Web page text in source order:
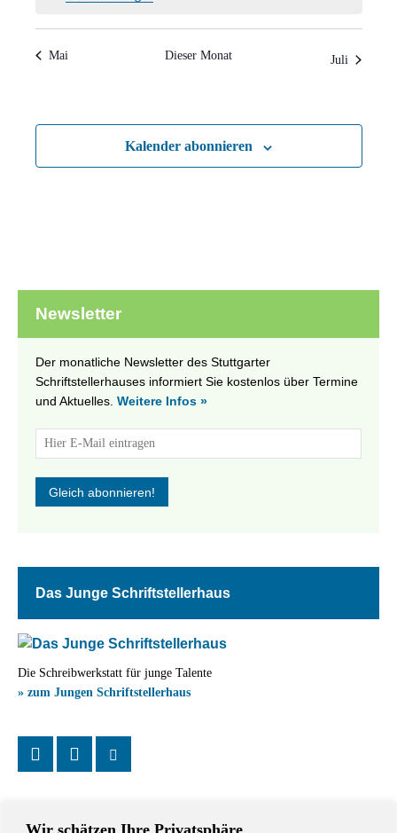
Wir schätzen Ihre Privatsphäre
Mai Dieser Monat Juli
Kalender abonnieren
Newsletter
Der monatliche Newsletter des Stuttgarter
Schriftstellerhauses informiert Sie kostenlos über Termine
und Aktuelles. Weitere Infos »
Das Junge Schriftstellerhaus
Die Schreibwerkstatt für junge Talente
» zum Jungen Schriftstellerhaus